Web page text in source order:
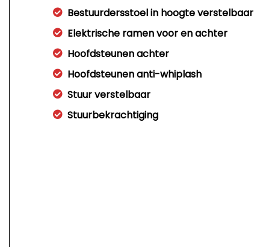
Bestuurdersstoel in hoogte verstelbaar
Elektrische ramen voor en achter
Hoofdsteunen achter
Hoofdsteunen anti-whiplash
Stuur verstelbaar
Stuurbekrachtiging